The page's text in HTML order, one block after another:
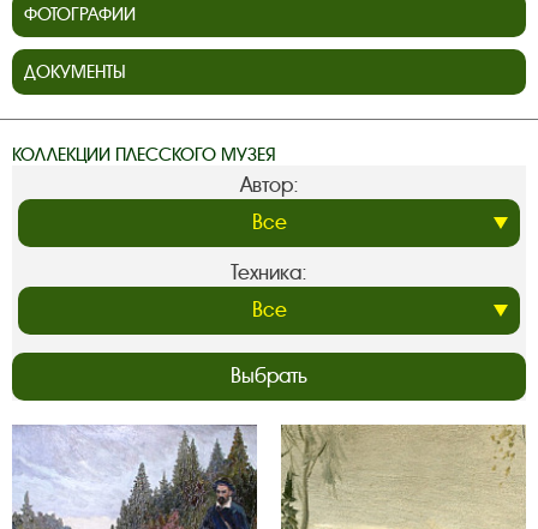
ФОТОГРАФИИ
ДОКУМЕНТЫ
КОЛЛЕКЦИИ ПЛЕССКОГО МУЗЕЯ
Автор:
Техника:
Выбрать